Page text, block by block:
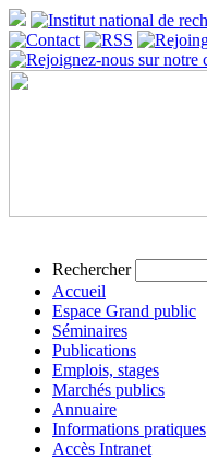
Rechercher
Accueil
Espace Grand public
Séminaires
Publications
Emplois, stages
Marchés publics
Annuaire
Informations pratiques
Accès Intranet